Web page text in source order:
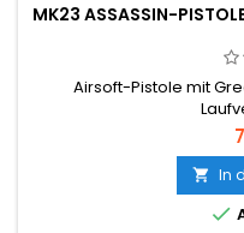
MK23 ASSASSIN-
Airsoft-Pistole mit
 In
